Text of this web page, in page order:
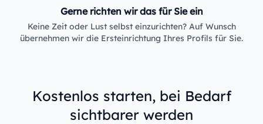
Gerne richten wir das für Sie ein
Keine Zeit oder Lust selbst einzurichten? Auf Wunsch
übernehmen wir die Ersteinrichtung Ihres Profils für Sie.
Kostenlos starten, bei Bedarf
sichtbarer werden